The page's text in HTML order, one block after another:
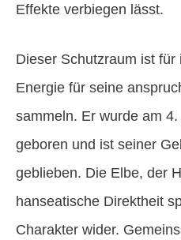
Effekte verbiegen lässt.
Dieser Schutzraum ist
Energie für seine
sammeln. Er wurde am
geboren und ist seiner
geblieben. Die Elbe, der
hanseatische Direktheit
Charakter wider.